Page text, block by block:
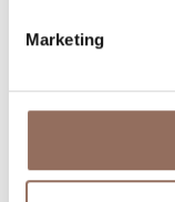
Marketing
Operatori
Incoming